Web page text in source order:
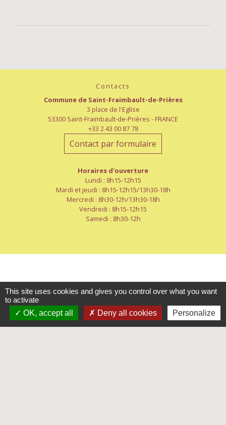
Contacts
Commune de Saint-Fraimbault-de-Prières
3 place de l'Eglise
53300 Saint-Fraimbault-de-Prières - FRANCE
+33 2 43 00 87 78
Contact par formulaire
Horaires d'ouverture
Lundi : 8h15-12h15
Mardi et jeudi : 8h15-12h15/13h30-18h
Mercredi : 8h30-12h/13h30-18h
Vendredi : 8h15-12h15
Samedi : 8h30-12h
Liens
Mayenne-Communauté
This site uses cookies and gives you control over what you want
to activate
OK, accept all
Deny all cookies Personalize